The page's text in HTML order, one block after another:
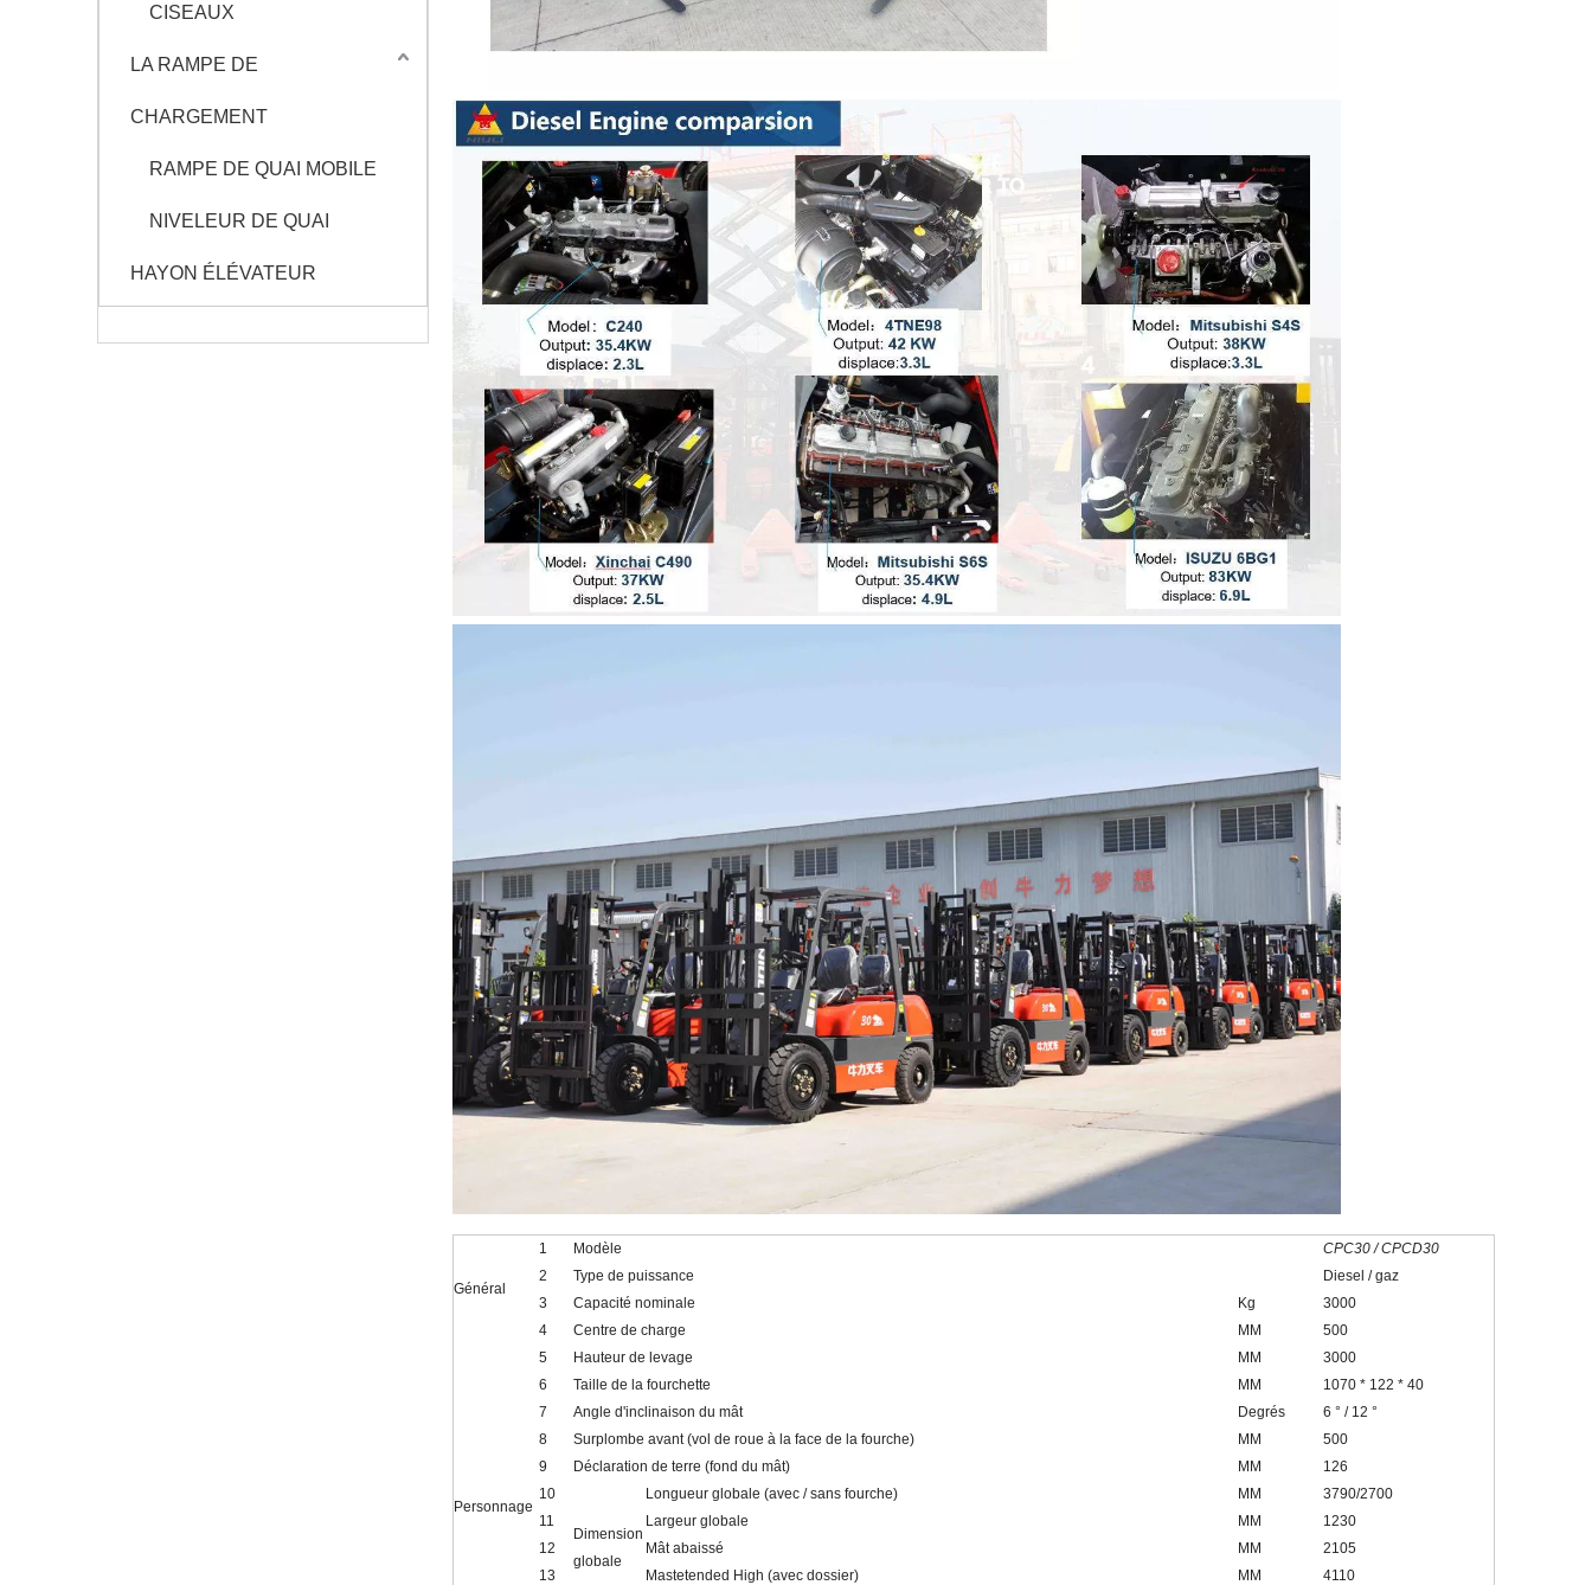
CISEAUX
LA RAMPE DE
CHARGEMENT
RAMPE DE QUAI MOBILE
NIVELEUR DE QUAI
HAYON ÉLÉVATEUR
Général
1 Modèle
CPC30 / CPCD30
2
Type de puissance
Diesel / gaz
3
Capacité nominale Kg
3000
4
Centre de charge MM 500
Personnage
5 Hauteur de levage MM
3000
6
Taille de la fourchette MM
1070 * 122 * 40
7
Angle d'inclinaison du mât Degrés
6 ° / 12 °
8
Surplombe avant (vol de roue à la face de la fourche) MM
500
9
Déclaration de terre (fond du mât) MM
126
10
Dimension
globale
Longueur globale (avec / sans fourche) MM
3790/2700
11
Largeur globale MM
1230
12
Mât abaissé MM
2105
13
Mastetended High (avec dossier) MM
4110